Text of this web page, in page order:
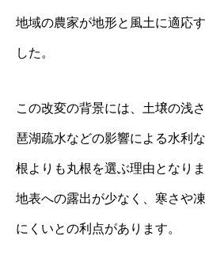
地域の農家が地形と風土に適応
した。
この改変の背景には、土壌の浅
琶湖疏水などの影響による水利
根よりも丸根を選ぶ理由となり
地表への露出が少なく、寒さや
にくいとの利点があります。